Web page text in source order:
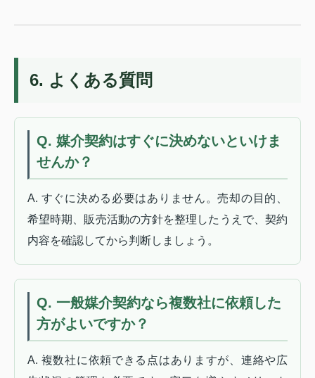
6. よくある質問
Q. 媒介契約はすぐに決めないといけま
せんか？
A. すぐに決める必要はありません。売却の目的、
希望時期、販売活動の方針を整理したうえで、契約
内容を確認してから判断しましょう。
Q. 一般媒介契約なら複数社に依頼した
方がよいですか？
A. 複数社に依頼できる点はありますが、連絡や広